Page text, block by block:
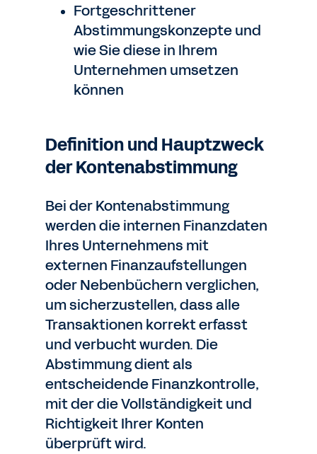
Fortgeschrittener
Abstimmungskonzepte und
wie Sie diese in Ihrem
Unternehmen umsetzen
können
Definition und Hauptzweck
der Kontenabstimmung
Bei der Kontenabstimmung
werden die internen Finanzdaten
Ihres Unternehmens mit
externen Finanzaufstellungen
oder Nebenbüchern verglichen,
um sicherzustellen, dass alle
Transaktionen korrekt erfasst
und verbucht wurden. Die
Abstimmung dient als
entscheidende Finanzkontrolle,
mit der die Vollständigkeit und
Richtigkeit Ihrer Konten
überprüft wird.